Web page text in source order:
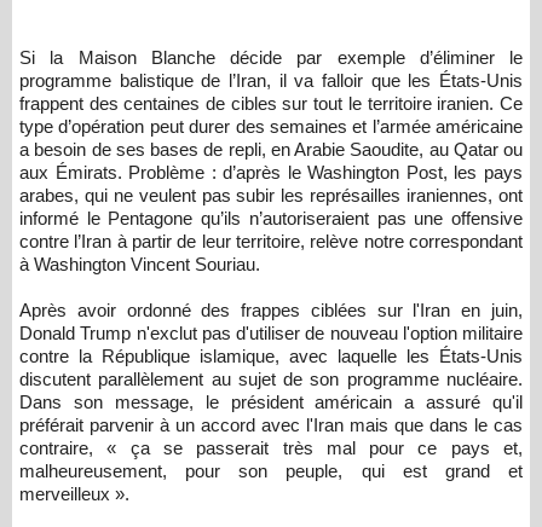
Si la Maison Blanche décide par exemple d’éliminer le
programme balistique de l’Iran, il va falloir que les États-Unis
frappent des centaines de cibles sur tout le territoire iranien. Ce
type d’opération peut durer des semaines et l’armée américaine
a besoin de ses bases de repli, en Arabie Saoudite, au Qatar ou
aux Émirats. Problème : d’après le Washington Post, les pays
arabes, qui ne veulent pas subir les représailles iraniennes, ont
informé le Pentagone qu’ils n’autoriseraient pas une offensive
contre l’Iran à partir de leur territoire, relève notre correspondant
à Washington Vincent Souriau.
Après avoir ordonné des frappes ciblées sur l'Iran en juin,
Donald Trump n'exclut pas d'utiliser de nouveau l'option militaire
contre la République islamique, avec laquelle les États-Unis
discutent parallèlement au sujet de son programme nucléaire.
Dans son message, le président américain a assuré qu'il
préférait parvenir à un accord avec l'Iran mais que dans le cas
contraire, « ça se passerait très mal pour ce pays et,
malheureusement, pour son peuple, qui est grand et
merveilleux ».